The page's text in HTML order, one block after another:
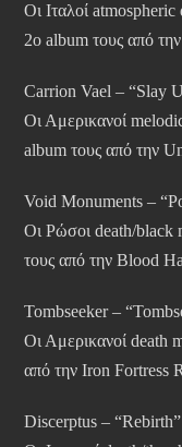
Οι Ιταλοί
2ο album τους από
Carrion Vael – “Slay
Οι Αμερικανοί
album τους από την
Void Monuments –
Οι Ρώσοι death/black
τους από την Blood
Tombseeker –
Οι Αμερικανοί death
από την Iron Fortress
Discerptus – “Rebirth”